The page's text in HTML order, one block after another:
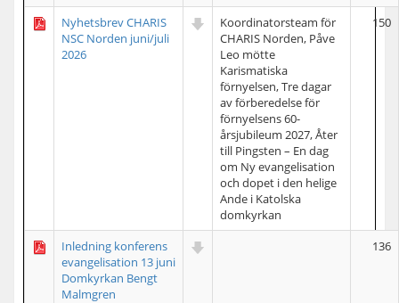
Nyhetsbrev CHARIS
NSC Norden juni/juli
2026
Koordinatorsteam för
CHARIS Norden, Påve
Leo mötte
Karismatiska
förnyelsen, Tre dagar
av förberedelse för
förnyelsens 60-
årsjubileum 2027, Åter
till Pingsten – En dag
om Ny evangelisation
och dopet i den helige
Ande i Katolska
domkyrkan
150
Inledning konferens
evangelisation 13 juni
Domkyrkan Bengt
Malmgren
136